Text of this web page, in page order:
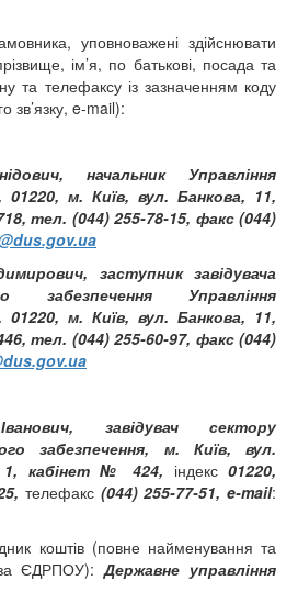
уповноважені здійснювати
ім’я, по батькові, посада та
та телефаксу із зазначенням коду
зв’язку, e-mail):
начальник Управління
01220, м. Київ, вул. Банкова, 11,
тел. (044) 255-78-15, факс (044)
заступник завідувача
забезпечення Управління
01220, м. Київ, вул. Банкова, 11,
тел. (044) 255-60-97, факс (044)
завідувач сектору
забезпечення, м. Київ, вул.
1, кабінет №424, індекс01220,
,телефакс (044) 255-77-51,e-mail:
коштів (повне найменування та
за ЄДРПОУ):Державне управління